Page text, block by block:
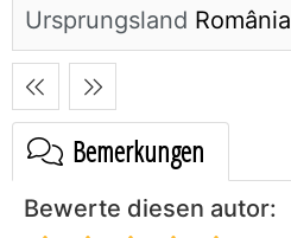
Ursprungsland România
Bemerkungen
Bewerte diesen autor: